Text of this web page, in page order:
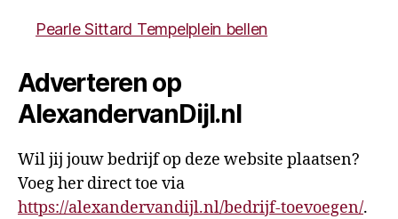
Pearle Sittard Tempelplein bellen
Adverteren op
AlexandervanDijl.nl
Wil jij jouw bedrijf op deze website plaatsen?
Voeg her direct toe via
https://alexandervandijl.nl/bedrijf-toevoegen/.